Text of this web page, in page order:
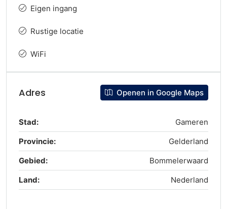
Eigen ingang
Rustige locatie
WiFi
Adres Openen in Google Maps
Stad:
Gameren
Provincie:
Gelderland
Gebied:
Bommelerwaard
Land:
Nederland